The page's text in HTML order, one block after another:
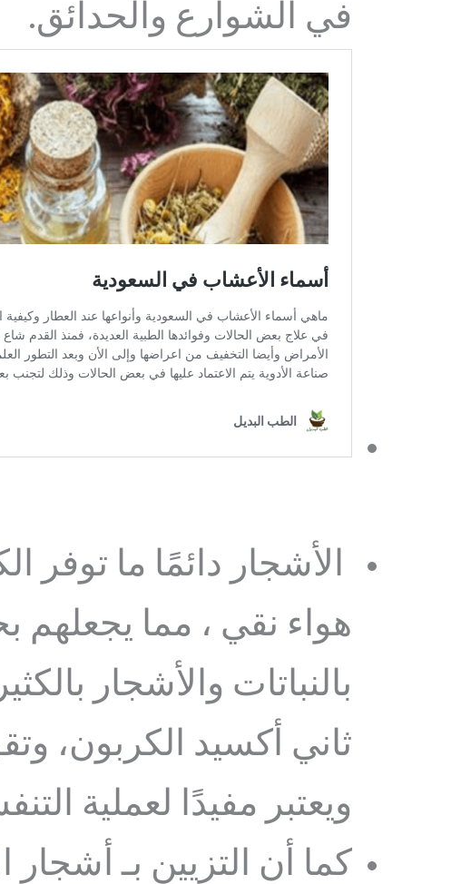
في الشوارع والحدائق.
الأشجار دائمًا ما توفر
هواء نقي ، مما يجعلهم
بالنباتات والأشجار
ثاني أكسيد الكربون،
ويعتبر مفيدًا لعملية
كما أن التزيين بـ